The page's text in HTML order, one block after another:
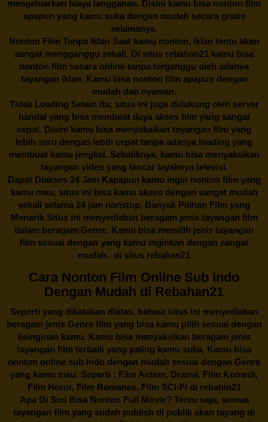
mengeluarkan biaya langganan. Disini kamu bisa nonton film
apapun yang kamu suka dengan mudah secara gratis
selamanya.
Nonton Film Tanpa Iklan Saat kamu nonton, iklan tentu akan
sangat mengganggu sekali. Di situs rebahan21 kamu bisa
nonton film secara online tanpa terganggu oleh adanya
tayangan iklan. Kamu bisa nonton film apapun dengan
mudah dan nyaman.
Tidak Loading Selain itu, situs ini juga didukung oleh server
handal yang bisa membuat daya akses film yang sangat
cepat. Disini kamu bisa menyaksikan tayangan film yang
lebih seru dengan lebih cepat tanpa adanya loading yang
membuat kamu jengkel. Sebaliknya, kamu bisa menyaksikan
tayangan video yang lancar layaknya televisi.
Dapat Diakses 24 Jam Kapapun kamu ingin nonton film yang
kamu mau, situs ini bisa kamu akses dengan sangat mudah
sekali selama 24 jam nonstop. Banyak Pilihan Film yang
Menarik Situs ini menyediakan beragam jenis tayangan film
dalam beragam Genre. Kamu bisa memilih jenis tayangan
film sesuai dengan yang kamu inginkan dengan sangat
mudah. di situs rebahan21
Cara Nonton Film Online Sub Indo
Dengan Mudah di Rebahan21
Seperti yang dikatakan diatas, bahwa situs ini menyediakan
beragam jenis Genre film yang bisa kamu pilih sesuai dengan
keinginan kamu. Kamu bisa menyaksikan beragam jenis
tayangan film terbaik yang paling kamu suka. Kamu bisa
nonton online sub Indo dengan mudah sesuai dengan Genre
yang kamu mau. Seperti : Film Action, Drama, Film Komedi,
Film Horor, Film Romance, Film SCI-FI di rebahin21
Apa Di Sini Bisa Nonton Full Movie? Tentu saja, semua
tayangan film yang sudah publish di publik akan tayang di